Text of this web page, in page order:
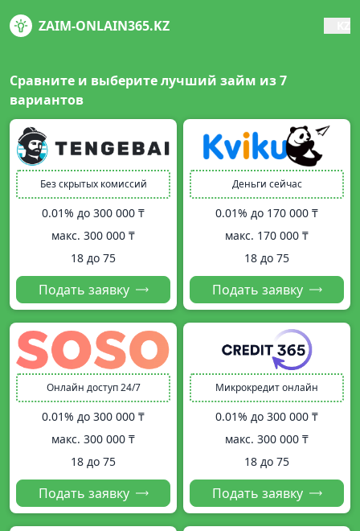
ZAIM-ONLAIN365.KZ
Сравните и выберите лучший займ из7
вариантов
Без скрытых комиссий
0.01% до 300 000 ₸
макс. 300 000 ₸
18 до 75
Подать заявку
Деньги сейчас
0.01% до 170 000 ₸
макс. 170 000 ₸
18 до 75
Подать заявку
Онлайн доступ 24/7
0.01% до 300 000 ₸
макс. 300 000 ₸
18 до 75
Подать заявку
Микрокредит онлайн
0.01% до 300 000 ₸
макс. 300 000 ₸
18 до 75
Подать заявку